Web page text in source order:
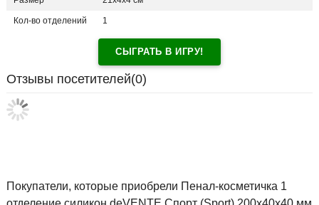
Кол-во отделений 1
СЫГРАТЬ В ИГРУ!
Отзывы посетителей(0)
Покупатели, которые приобрели Пенал-косметичка 1